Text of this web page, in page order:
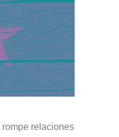
rompe relaciones